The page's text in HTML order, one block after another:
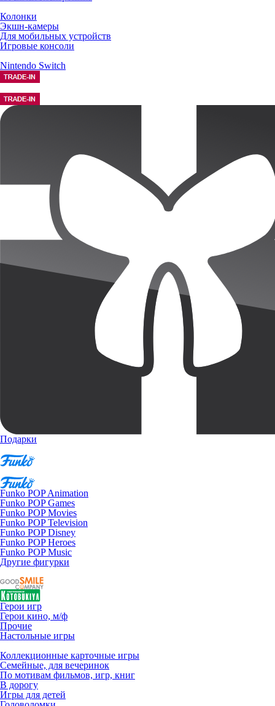
Колонки
Экшн-камеры
Для мобильных устройств
Игровые консоли
Nintendo Switch
Подарки
Funko POP Animation
Funko POP Games
Funko POP Movies
Funko POP Television
Funko POP Disney
Funko POP Heroes
Funko POP Music
Другие фигурки
Герои игр
Герои кино, м/ф
Прочие
Настольные игры
Коллекционные карточные игры
Семейные, для вечеринок
По мотивам фильмов, игр, книг
В дорогу
Игры для детей